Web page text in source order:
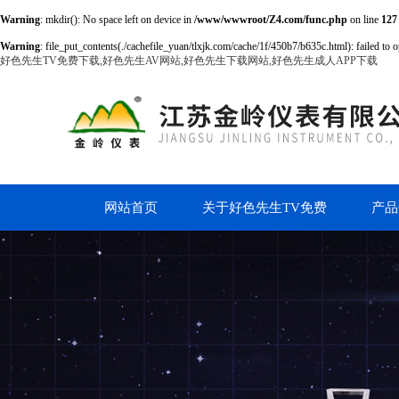
Warning: mkdir(): No space left on device in /www/wwwroot/Z4.com/func.php on line 127
Warning: file_put_contents(./cachefile_yuan/tlxjk.com/cache/1f/450b7/b635c.html): failed to
好色先生TV免费下载,好色先生AV网站,好色先生下载网站,好色先生成人APP下载
网站首页 关于好色先生TV免费 产